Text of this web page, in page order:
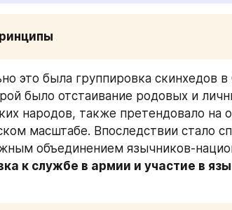
это была группировка скинхедов
было отстаивание родовых и
народов, также претендовало на
масштабе. Впоследствии стало
объединением язычников-
к службе в армии и участие в